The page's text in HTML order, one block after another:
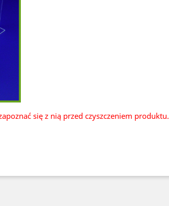
się z nią przed czyszczeniem produktu.